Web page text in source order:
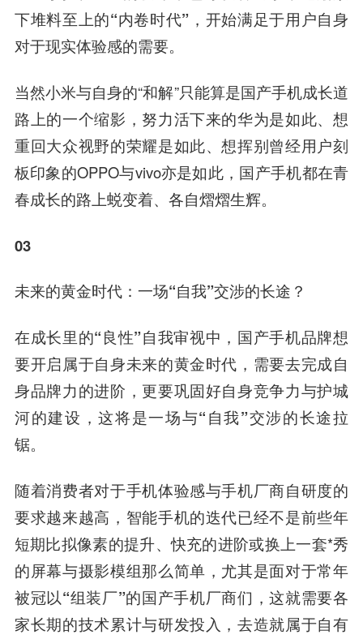
下堆料至上的“内卷时代”，开始满足于用户自身
对于现实体验感的需要。
当然小米与自身的“和解”只能算是国产手机成长道
路上的一个缩影，努力活下来的华为是如此、想
重回大众视野的荣耀是如此、想挥别曾经用户刻
板印象的OPPO与vivo亦是如此，国产手机都在青
春成长的路上蜕变着、各自熠熠生辉。
03
未来的黄金时代：一场“自我”交涉的长途？
在成长里的“良性”自我审视中，国产手机品牌想
要开启属于自身未来的黄金时代，需要去完成自
身品牌力的进阶，更要巩固好自身竞争力与护城
河的建设，这将是一场与“自我”交涉的长途拉
锯。
随着消费者对于手机体验感与手机厂商自研度的
要求越来越高，智能手机的迭代已经不是前些年
短期比拟像素的提升、快充的进阶或换上一套*秀
的屏幕与摄影模组那么简单， 尤其是面对于常年
被冠以“组装厂”的国产手机厂商们，这就需要各
家长期的技术累计与研发投入，去造就属于自有